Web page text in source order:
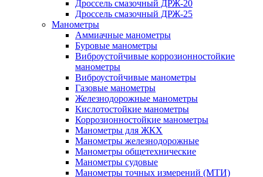
Дроссель смазочный ДРЖ-20
Дроссель смазочный ДРЖ-25
Манометры
Аммиачные манометры
Буровые манометры
Виброустойчивые коррозионностойкие
манометры
Виброустойчивые манометры
Газовые манометры
Железнодорожные манометры
Кислотостойкие манометры
Коррозионностойкие манометры
Манометры для ЖКХ
Манометры железнодорожные
Манометры общетехнические
Манометры судовые
Манометры точных измерений (МТИ)